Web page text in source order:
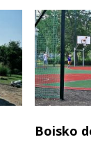
Boisko